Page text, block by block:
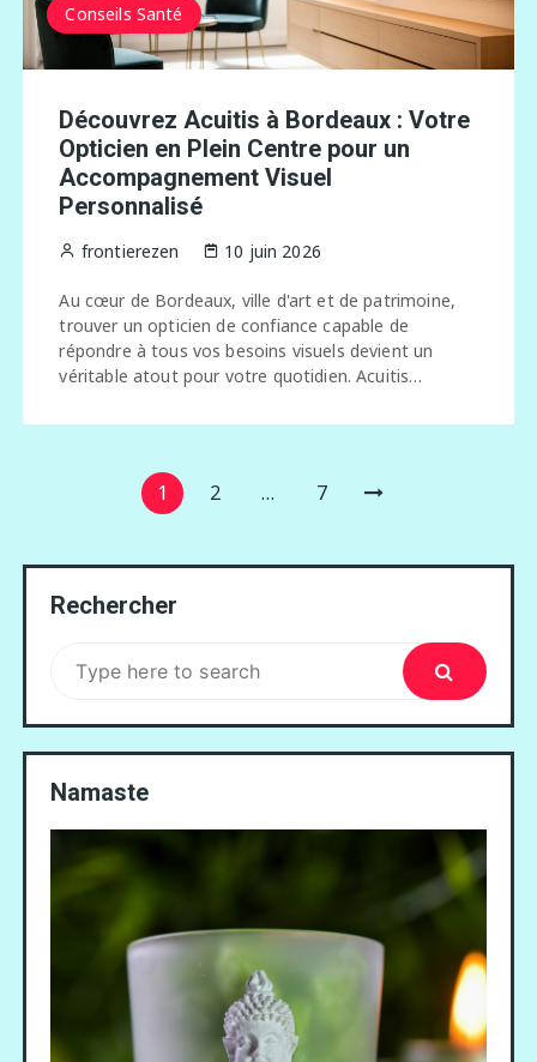
Conseils Santé
Découvrez Acuitis à Bordeaux : Votre
Opticien en Plein Centre pour un
Accompagnement Visuel
Personnalisé
frontierezen 10 juin 2026
Au cœur de Bordeaux, ville d'art et de patrimoine,
trouver un opticien de confiance capable de
répondre à tous vos besoins visuels devient un
véritable atout pour votre quotidien. Acuitis…
Pagination 1 2 … 7
Rechercher
Namaste